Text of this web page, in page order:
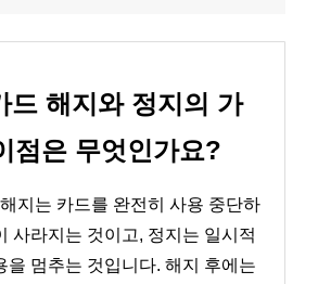
드 해지와 정지의 가
점은 무엇인가요?
지는 카드를 완전히 사용 중단하
사라지는 것이고, 정지는 일시적
을 멈추는 것입니다. 해지 후에는